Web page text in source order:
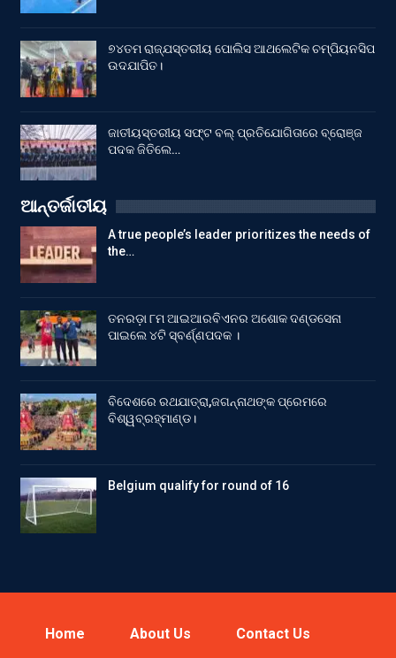
୭୪ତମ ରାଜ୍ଯସ୍ତରୀୟ ପୋଲିସ ଆଥଲେଟିକ ଚମ୍ପିୟନସିପ
ଉଦଯାପିତ।
ଜାତୀୟସ୍ତରୀୟ ସଫ୍ଟ ବଲ୍ ପ୍ରତିଯୋଗିତାରେ ବ୍ରୋଞ୍ଜ
ପଦକ ଜିତିଲେ…
ଆନ୍ତର୍ଜାତୀୟ
A true people’s leader prioritizes the needs of
the…
ତନରଡ଼ା ୮ମ ଆଇଆରବିଏନର ଅଶୋକ ଦଣ୍ଡସେନା
ପାଇଲେ ୪ଟି ସ୍ବର୍ଣ୍ଣପଦକ ।
ବିଦେଶରେ ରଥଯାତ୍ରା,ଜଗନ୍ନାଥଙ୍କ ପ୍ରେମରେ
ବିଶ୍ୱବ୍ରହ୍ମାଣ୍ଡ।
Belgium qualify for round of 16
Home About Us Contact Us